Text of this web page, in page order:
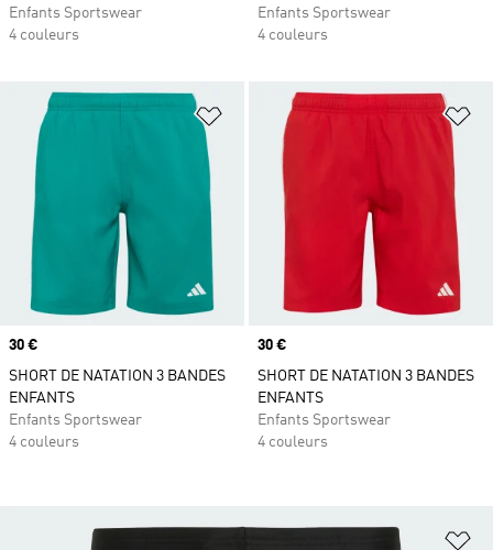
Enfants Sportswear
4 couleurs
Enfants Sportswear
4 couleurs
Ajouter à la Liste de produits
Prix
30 €
SHORT DE NATATION 3 BANDES
ENFANTS
Enfants Sportswear
4 couleurs
Prix
30 €
SHORT DE NATATION 3 BANDES
ENFANTS
Enfants Sportswear
4 couleurs